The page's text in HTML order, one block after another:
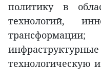
политику в
технологий,
технологическую